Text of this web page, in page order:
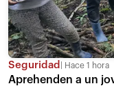
Seguridad Hace 1 hora
Aprehenden a un